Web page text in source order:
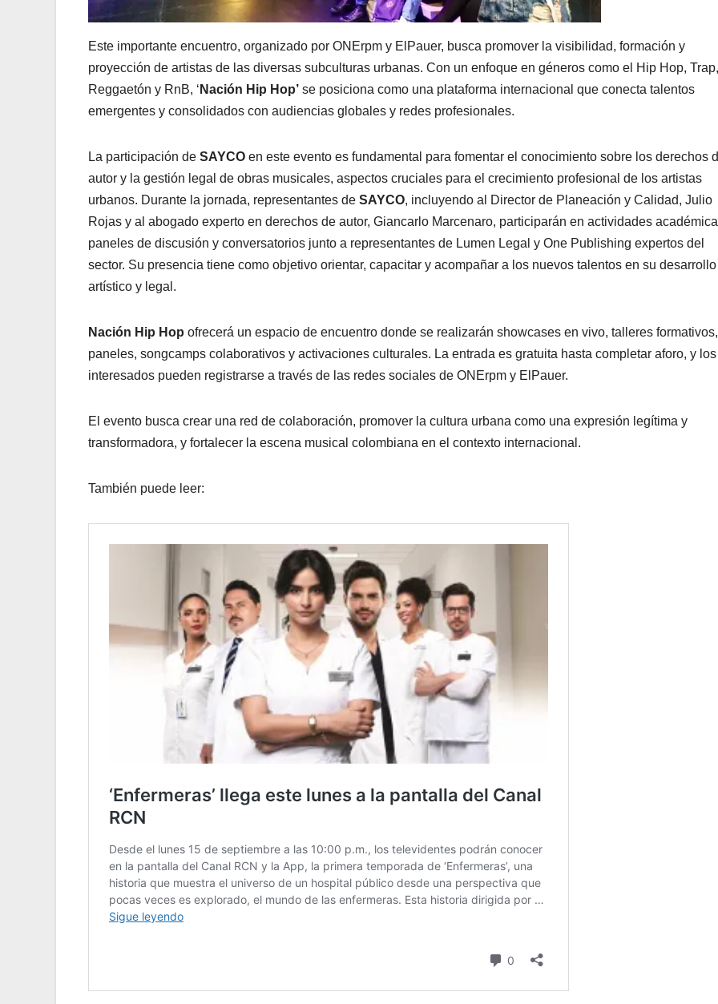
Este importante encuentro, organizado por ONErpm y ElPauer, busca promover la visibilidad, formación y
proyección de artistas de las diversas subculturas urbanas. Con un enfoque en géneros como el Hip Hop, Trap,
Reggaetón y RnB, ‘ Nación Hip Hop’ se posiciona como una plataforma internacional que conecta talentos
emergentes y consolidados con audiencias globales y redes profesionales.
La participación de SAYCO en este evento es fundamental para fomentar el conocimiento sobre los derechos
autor y la gestión legal de obras musicales, aspectos cruciales para el crecimiento profesional de los artistas
urbanos. Durante la jornada, representantes de SAYCO, incluyendo al Director de Planeación y Calidad, Julio
Rojas y al abogado experto en derechos de autor, Giancarlo Marcenaro, participarán en actividades
paneles de discusión y conversatorios junto a representantes de Lumen Legal y One Publishing expertos del
sector. Su presencia tiene como objetivo orientar, capacitar y acompañar a los nuevos talentos en su desarrollo
artístico y legal.
Nación Hip Hop ofrecerá un espacio de encuentro donde se realizarán showcases en vivo, talleres formativos,
paneles, songcamps colaborativos y activaciones culturales. La entrada es gratuita hasta completar aforo, y los
interesados pueden registrarse a través de las redes sociales de ONErpm y ElPauer.
El evento busca crear una red de colaboración, promover la cultura urbana como una expresión legítima y
transformadora, y fortalecer la escena musical colombiana en el contexto internacional.
También puede leer: